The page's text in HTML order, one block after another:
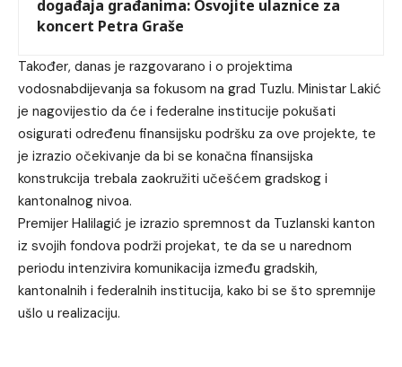
događaja građanima: Osvojite ulaznice za
koncert Petra Graše
Također, danas je razgovarano i o projektima
vodosnabdijevanja sa fokusom na grad Tuzlu. Ministar Lakić
je nagovijestio da će i federalne institucije pokušati
osigurati određenu finansijsku podršku za ove projekte, te
je izrazio očekivanje da bi se konačna finansijska
konstrukcija trebala zaokružiti učešćem gradskog i
kantonalnog nivoa.
Premijer Halilagić je izrazio spremnost da Tuzlanski kanton
iz svojih fondova podrži projekat, te da se u narednom
periodu intenzivira komunikacija između gradskih,
kantonalnih i federalnih institucija, kako bi se što spremnije
ušlo u realizaciju.